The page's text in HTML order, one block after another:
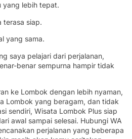
yang lebih tepat.
terasa siap.
yang sama.
saya pelajari dari perjalanan,
benar sempurna hampir tidak
ke Lombok dengan lebih nyaman,
Lombok yang beragam, dan tidak
sendiri, Wisata Lombok Plus siap
awal sampai selesai. Hubungi WA
perjalanan yang beberapa